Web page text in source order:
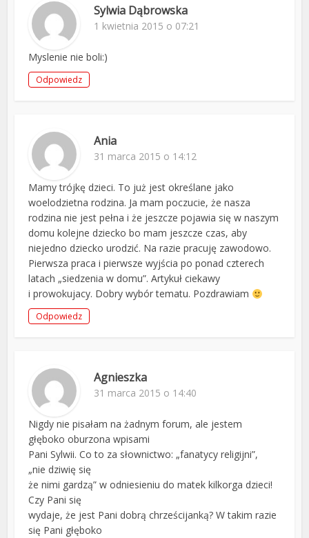
Sylwia Dąbrowska
1 kwietnia 2015 o 07:21
Myslenie nie boli:)
Odpowiedz
Ania
31 marca 2015 o 14:12
Mamy trójkę dzieci. To już jest określane jako
woelodzietna rodzina. Ja mam poczucie, że nasza
rodzina nie jest pełna i że jeszcze pojawia się w naszym
domu kolejne dziecko bo mam jeszcze czas, aby
niejedno dziecko urodzić. Na razie pracuję zawodowo.
Pierwsza praca i pierwsze wyjścia po ponad czterech
latach „siedzenia w domu”. Artykuł ciekawy
i prowokujacy. Dobry wybór tematu. Pozdrawiam
Odpowiedz
Agnieszka
31 marca 2015 o 14:40
Nigdy nie pisałam na żadnym forum, ale jestem
głęboko oburzona wpisami
Pani Sylwii. Co to za słownictwo: „fanatycy religijni”,
„nie dziwię się
że nimi gardzą” w odniesieniu do matek kilkorga dzieci!
Czy Pani się
wydaje, że jest Pani dobrą chrześcijanką? W takim razie
się Pani głęboko